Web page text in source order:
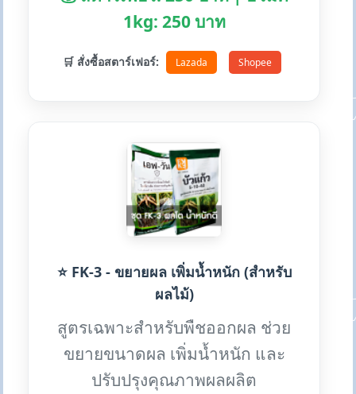
1kg: 250 บาท
🛒 สั่งซื้อสตาร์เฟอร์: Lazada Shopee
⭐ FK-3 - ขยายผล เพิ่มน้ำหนัก (สำหรับ
ผลไม้)
สูตรเฉพาะสำหรับพืชออกผล ช่วย
ขยายขนาดผล เพิ่มน้ำหนัก และ
ปรับปรุงคุณภาพผลผลิต